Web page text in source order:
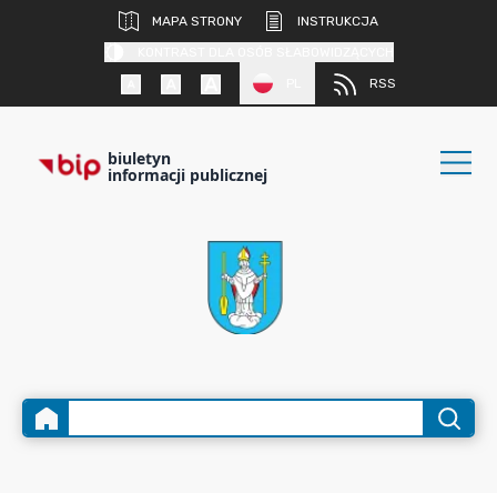
MAPA STRONY
INSTRUKCJA
RSS
biuletyn
informacji publicznej